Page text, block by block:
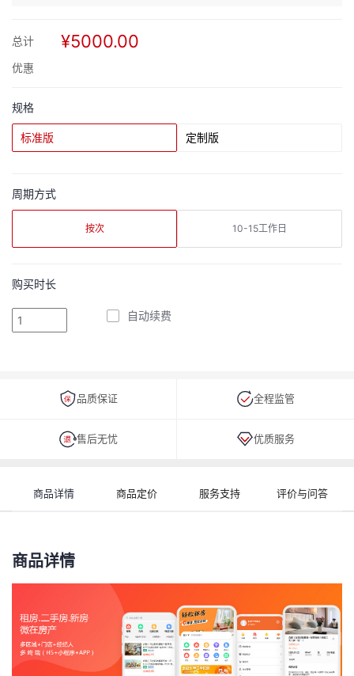
总计 ¥5000.00
优惠
规格
标准版 定制版
周期方式
按次 10-15工作日
购买时长
自动续费
品质保证 全程监管
售后无忧 优质服务
商品详情 商品定价 服务支持 评价与问答
商品详情